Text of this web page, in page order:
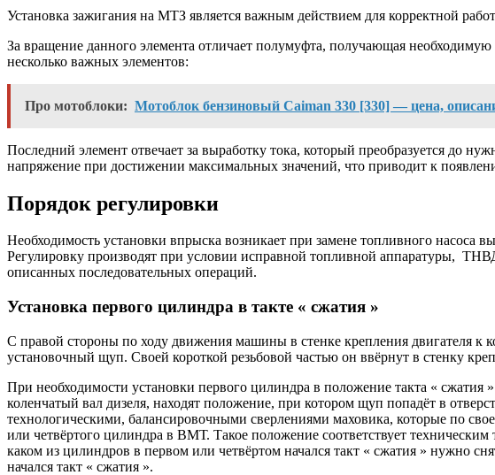
Установка зажигания на МТЗ является важным действием для корректной
За вращение данного элемента отличает полумуфта, получающая
несколько важных элементов:
Про мотоблоки: Мотоблок бензиновый Caiman 330 [330] — цена,
Последний элемент отвечает за выработку тока, который преобразуется до
напряжение при достижении максимальных значений, что приводит к
Порядок регулировки
Необходимость установки впрыска возникает при замене топливного
Регулировку производят при условии исправной топливной аппаратуры,
описанных последовательных операций.
Установка первого цилиндра в такте « сжатия »
С правой стороны по ходу движения машины в стенке крепления двигателя к
установочный щуп. Своей короткой резьбовой частью он ввёрнут в стенку
При необходимости установки первого цилиндра в положение такта «
коленчатый вал дизеля, находят положение, при котором щуп попадёт в
технологическими, балансировочными сверлениями маховика, которые по
или четвёртого цилиндра в ВМТ. Такое положение соответствует
каком из цилиндров в первом или четвёртом начался такт « сжатия » нужно
начался такт « сжатия ».